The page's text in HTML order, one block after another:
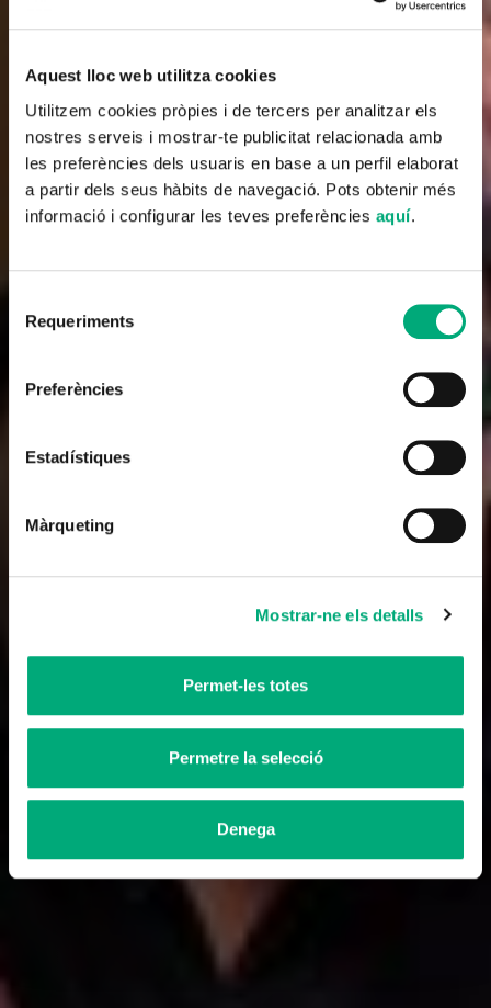
Aquest lloc web utilitza cookies
Utilitzem cookies pròpies i de tercers per analitzar els
nostres serveis i mostrar-te publicitat relacionada amb
les preferències dels usuaris en base a un perfil elaborat
a partir dels seus hàbits de navegació. Pots obtenir més
informació i configurar les teves preferències aquí.
Requeriments
Preferències
Estadístiques
Màrqueting
Mostrar-ne els detalls
Permet-les totes
Permetre la selecció
Denega
La Segona Hora (The Second Hour)
2008-2019
Tràiler